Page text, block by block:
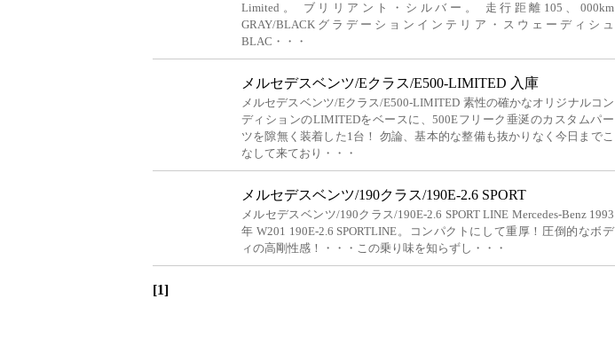
Limited。 ブリリアント・シルバー。 走行距離105、000km
GRAY/BLACKグラデーションインテリア・スウェーディシュ
BLAC・・・
メルセデスベンツ/Eクラス/E500-LIMITED 入庫
メルセデスベンツ/Eクラス/E500-LIMITED 素性の確かなオリジナルコン
ディションのLIMITEDをベースに、500Eフリーク垂涎のカスタムパー
ツを隙無く装着した1台！ 勿論、基本的な整備も抜かりなく今日までこ
なして来ており・・・
メルセデスベンツ/190クラス/190E-2.6 SPORT
メルセデスベンツ/190クラス/190E-2.6 SPORT LINE Mercedes-Benz 1993
年 W201 190E-2.6 SPORTLINE。コンパクトにして重厚！圧倒的なボデ
ィの高剛性感！・・・この乗り味を知らずし・・・
[1]